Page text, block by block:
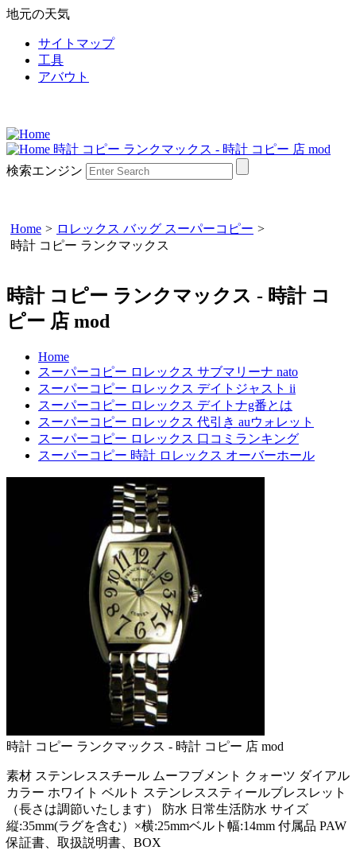
地元の天気
サイトマップ
工具
アバウト
時計 コピー ランクマックス - 時計 コピー 店 mod
検索エンジン
Home > ロレックス バッグ スーパーコピー >
時計 コピー ランクマックス
時計 コピー ランクマックス - 時計 コ
ピー 店 mod
Home
スーパーコピー ロレックス サブマリーナ nato
スーパーコピー ロレックス デイトジャスト ii
スーパーコピー ロレックス デイトナg番とは
スーパーコピー ロレックス 代引き auウォレット
スーパーコピー ロレックス 口コミランキング
スーパーコピー 時計 ロレックス オーバーホール
時計 コピー ランクマックス - 時計 コピー 店 mod
素材 ステンレススチール ムーフブメント クォーツ ダイアル
カラー ホワイト ベルト ステンレススティールブレスレット
（長さは調節いたします） 防水 日常生活防水 サイズ
縦:35mm(ラグを含む）×横:25mmベルト幅:14mm 付属品 PAW
保証書、取扱説明書、BOX